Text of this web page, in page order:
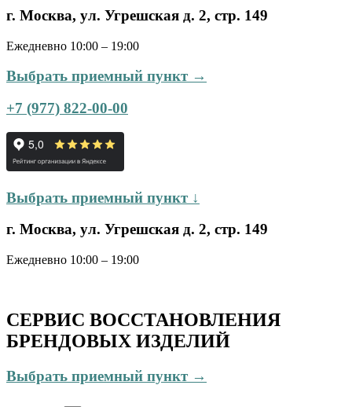
г. Москва, ул. Угрешская д. 2, стр. 149
Ежедневно 10:00 – 19:00
Выбрать приемный пункт →
+7 (977) 822-00-00
Выбрать приемный пункт ↓
г. Москва, ул. Угрешская д. 2, стр. 149
Ежедневно 10:00 – 19:00
СЕРВИС ВОССТАНОВЛЕНИЯ
БРЕНДОВЫХ ИЗДЕЛИЙ
Выбрать приемный пункт →